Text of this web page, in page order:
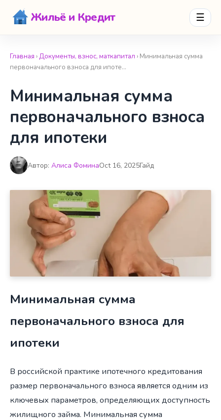
Жильё и Кредит ☰
Главная ›Документы, взнос, маткапитал › Минимальная сумма
первоначального взноса для ипоте…
Минимальная сумма
первоначального взноса
для ипотеки
Автор: Алиса ФоминаOct 16, 2025Гайд
Минимальная сумма
первоначального взноса для
ипотеки
В российской практике ипотечного кредитования
размер первоначального взноса является одним из
ключевых параметров, определяющих доступность
жилищного займа. Минимальная сумма